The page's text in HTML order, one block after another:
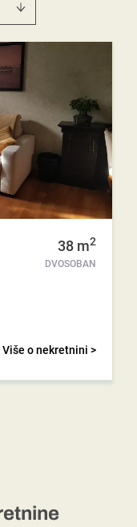
38 m2
DVOSOBAN
Više o nekretnini >